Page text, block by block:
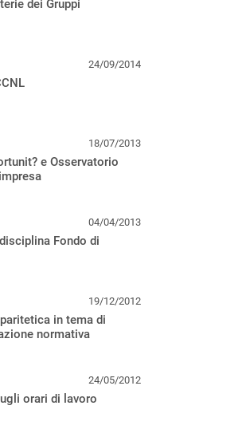
dei Gruppi
24/09/2014
18/07/2013
e Osservatorio
04/04/2013
Fondo di
19/12/2012
in tema di
normativa
24/05/2012
orari di lavoro